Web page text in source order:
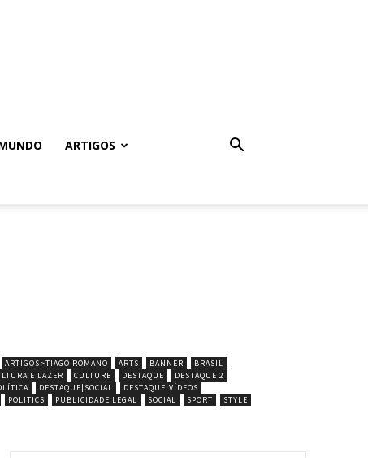
ARTIGOS
ARTIGOS>TIAGO ROMANO ARTS BANNER
BRASIL
E LAZER CULTURE DESTAQUE
DESTAQUE 2
DESTAQUE|SOCIAL
DESTAQUE|VÍDEOS
POLITICS PUBLICIDADE LEGAL SOCIAL SPORT
STYLE